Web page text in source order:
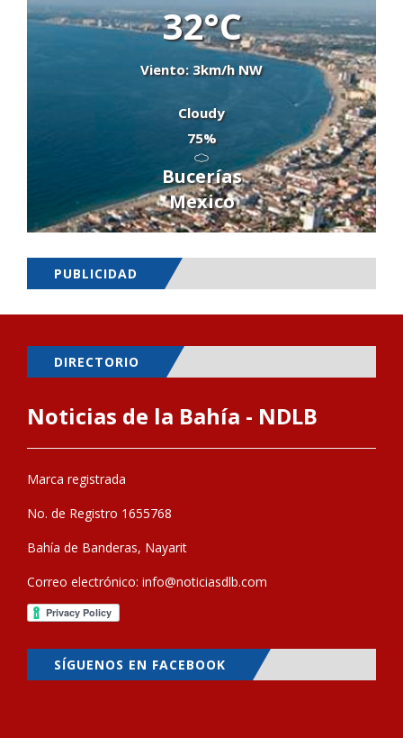
32°C
Viento: 3km/h NW
Cloudy
75%
Bucerías
Mexico
PUBLICIDAD
DIRECTORIO
Noticias de la Bahía - NDLB
Marca registrada
No. de Registro 1655768
Bahía de Banderas, Nayarit
Correo electrónico: info@noticiasdlb.com
SÍGUENOS EN FACEBOOK